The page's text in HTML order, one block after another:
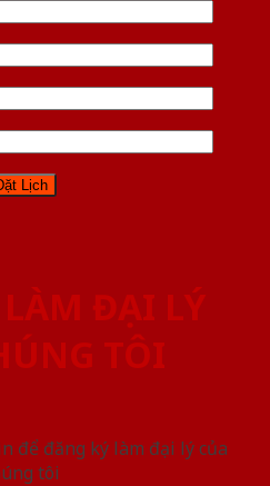
ĐẠI LÝ
TÔI
để đăng ký làm đại lý của
tôi